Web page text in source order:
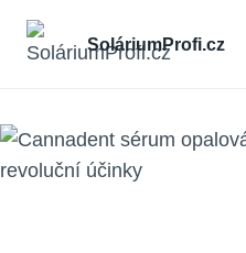
Skip
SoláriumProfi.cz